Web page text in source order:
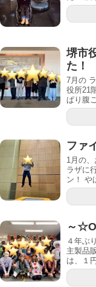
堺市
た！
7月の
役所21
ぱり腹
ファ
1月の
ラザに
ン！ や
～
４年ぶ
主製品
は、１